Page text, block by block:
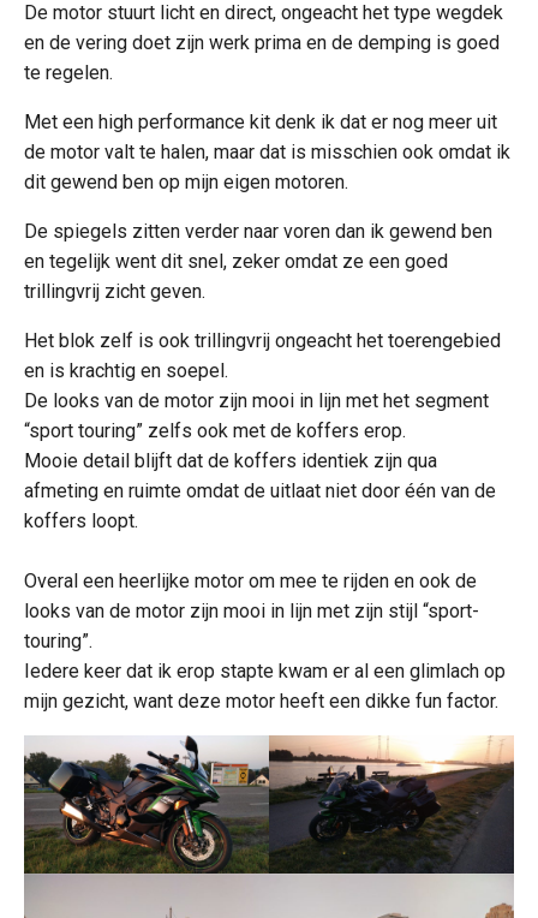
De motor stuurt licht en direct, ongeacht het type wegdek
en de vering doet zijn werk prima en de demping is goed
te regelen.
Met een high performance kit denk ik dat er nog meer uit
de motor valt te halen, maar dat is misschien ook omdat ik
dit gewend ben op mijn eigen motoren.
De spiegels zitten verder naar voren dan ik gewend ben
en tegelijk went dit snel, zeker omdat ze een goed
trillingvrij zicht geven.
Het blok zelf is ook trillingvrij ongeacht het toerengebied
en is krachtig en soepel.
De looks van de motor zijn mooi in lijn met het segment
“sport touring” zelfs ook met de koffers erop.
Mooie detail blijft dat de koffers identiek zijn qua
afmeting en ruimte omdat de uitlaat niet door één van de
koffers loopt.
Overal een heerlijke motor om mee te rijden en ook de
looks van de motor zijn mooi in lijn met zijn stijl “sport-
touring”.
Iedere keer dat ik erop stapte kwam er al een glimlach op
mijn gezicht, want deze motor heeft een dikke fun factor.